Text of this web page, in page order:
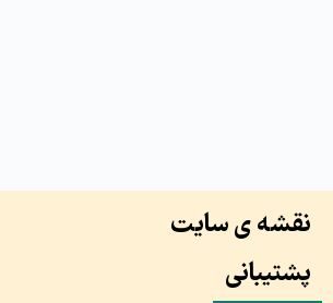
نقشه ی سایت
پشتیبانی